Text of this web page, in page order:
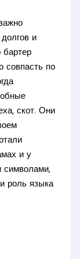
и
бартер
совпасть по
скот. Они
и у
символами,
роль языка